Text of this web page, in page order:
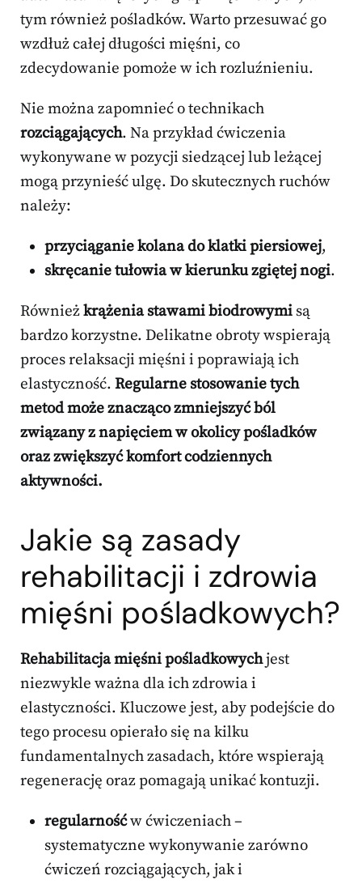
tym również pośladków. Warto przesuwać go
wzdłuż całej długości mięśni, co
zdecydowanie pomoże w ich rozluźnieniu.
Nie można zapomnieć o technikach
rozciągających. Na przykład ćwiczenia
wykonywane w pozycji siedzącej lub leżącej
mogą przynieść ulgę. Do skutecznych ruchów
należy:
przyciąganie kolana do klatki piersiowej,
skręcanie tułowia w kierunku zgiętej nogi.
Równieżkrążenia stawami biodrowymi są
bardzo korzystne. Delikatne obroty wspierają
proces relaksacji mięśni i poprawiają ich
elastyczność. Regularne stosowanie tych
metod może znacząco zmniejszyć ból
związany z napięciem w okolicy pośladków
oraz zwiększyć komfort codziennych
aktywności.
Jakie są zasady
rehabilitacji i zdrowia
mięśni pośladkowych?
Rehabilitacja mięśni pośladkowychjest
niezwykle ważna dla ich zdrowia i
elastyczności. Kluczowe jest, aby podejście do
tego procesu opierało się na kilku
fundamentalnych zasadach, które wspierają
regenerację oraz pomagają unikać kontuzji.
regularnośćw ćwiczeniach –
systematyczne wykonywanie zarówno
ćwiczeń rozciągających, jak i